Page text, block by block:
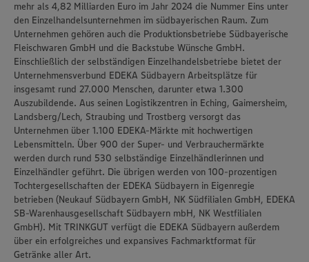
mehr als 4,82 Milliarden Euro im Jahr 2024 die Nummer Eins unter
den Einzelhandelsunternehmen im südbayerischen Raum. Zum
Unternehmen gehören auch die Produktionsbetriebe Südbayerische
Fleischwaren GmbH und die Backstube Wünsche GmbH.
Einschließlich der selbständigen Einzelhandelsbetriebe bietet der
Unternehmensverbund EDEKA Südbayern Arbeitsplätze für
insgesamt rund 27.000 Menschen, darunter etwa 1.300
Auszubildende. Aus seinen Logistikzentren in Eching, Gaimersheim,
Landsberg/Lech, Straubing und Trostberg versorgt das
Unternehmen über 1.100 EDEKA-Märkte mit hochwertigen
Lebensmitteln. Über 900 der Super- und Verbrauchermärkte
werden durch rund 530 selbständige Einzelhändlerinnen und
Einzelhändler geführt. Die übrigen werden von 100-prozentigen
Tochtergesellschaften der EDEKA Südbayern in Eigenregie
betrieben (Neukauf Südbayern GmbH, NK Südfilialen GmbH, EDEKA
SB-Warenhausgesellschaft Südbayern mbH, NK Westfilialen
GmbH). Mit TRINKGUT verfügt die EDEKA Südbayern außerdem
über ein erfolgreiches und expansives Fachmarktformat für
Getränke aller Art.